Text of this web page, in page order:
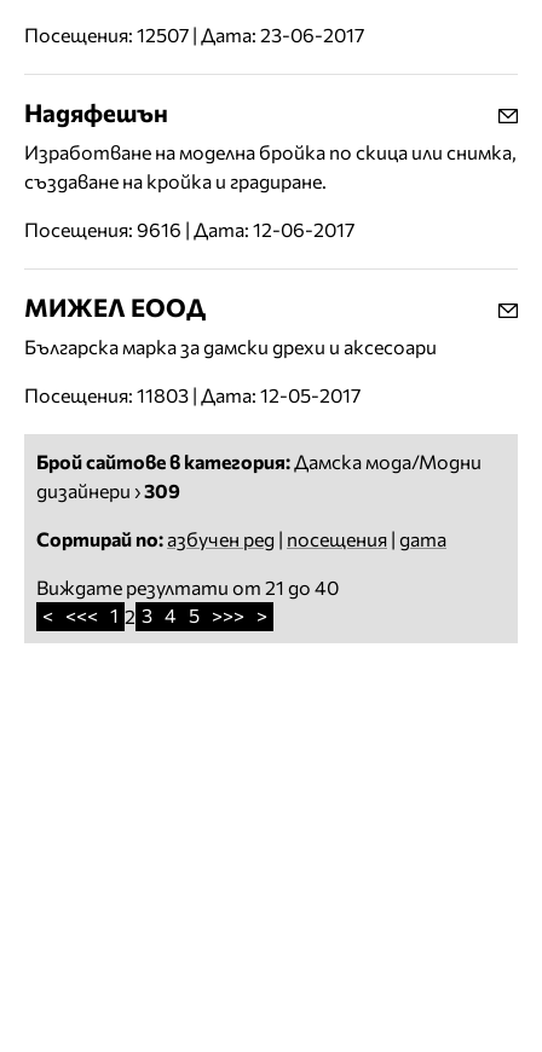
Посещения: 12507 | Дата: 23-06-2017
Надяфешън
Изработване на моделна бройка по скица или снимка,
създаване на кройка и градиране.
Посещения: 9616 | Дата: 12-06-2017
МИЖЕЛ ЕООД
Българска марка за дамски дрехи и аксесоари
Посещения: 11803 | Дата: 12-05-2017
Брой сайтове в категория:Дамска мода/Модни
дизайнери ›309
Сортирай по: азбучен ред | посещения | дата
Виждате резултати от 21 до 40
< <<< 1 2 3 4 5 >>> >